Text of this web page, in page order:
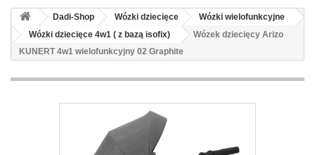
Dadi-Shop Wózki dziecięce
Wózki wielofunkcyjne
Wózki dziecięce 4w1 ( z bazą isofix)
Wózek dziecięcy Arizo
KUNERT 4w1 wielofunkcyjny 02 Graphite